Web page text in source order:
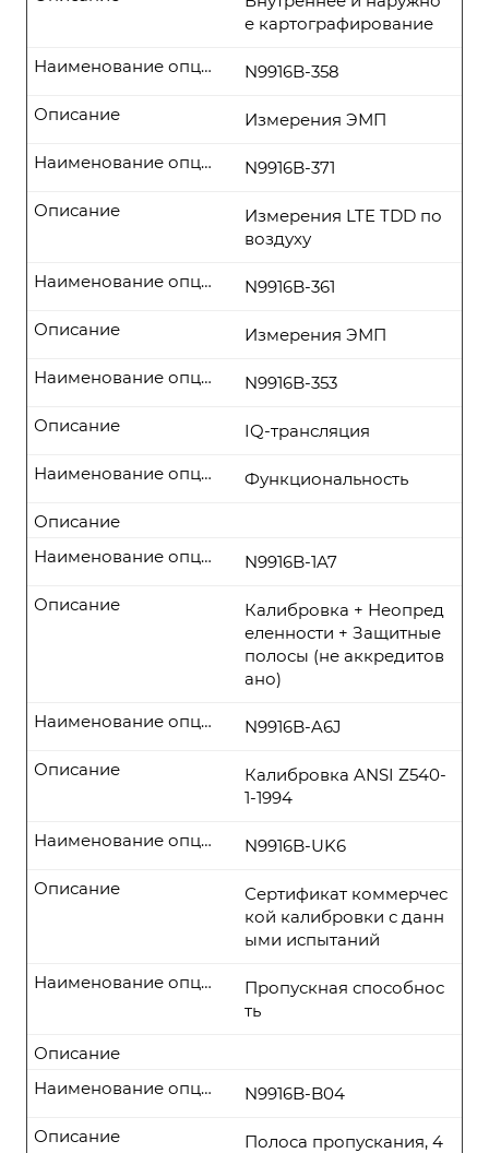
е картографирование
N9916B-358
Наименование опции
Измерения ЭМП
Описание
N9916B-371
Наименование опции
Измерения LTE TDD по
воздуху
Описание
N9916B-361
Наименование опции
Измерения ЭМП
Описание
N9916B-353
Наименование опции
IQ-трансляция
Описание
Функциональность
Наименование опции
Описание
N9916B-1A7
Наименование опции
Калибровка + Неопред
еленности + Защитные
полосы (не аккредитов
ано)
Описание
N9916B-A6J
Наименование опции
Калибровка ANSI Z540-
1-1994
Описание
N9916B-UK6
Наименование опции
Сертификат коммерчес
кой калибровки с данн
ыми испытаний
Описание
Пропускная способнос
ть
Наименование опции
Описание
N9916B-B04
Наименование опции
Полоса пропускания, 4
Описание